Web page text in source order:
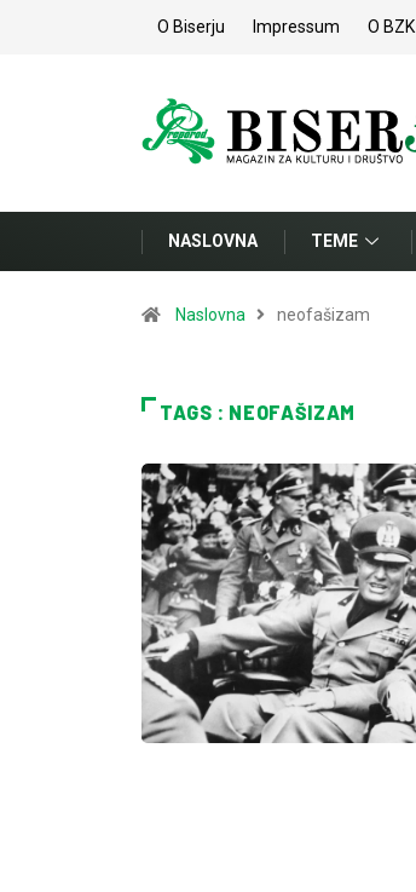
O Biserju Impressum O BZK
NASLOVNA TEME
Naslovna neofašizam
TAGS : NEOFAŠIZAM